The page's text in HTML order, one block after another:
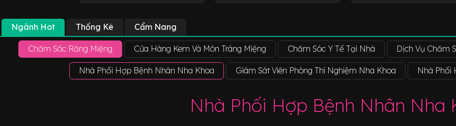
Ngành Hot Thống Kê Cẩm Nang
Chăm Sóc Răng Miệng Cửa Hàng Kem Và Món Tráng Miệng Chăm Sóc Y Tế Tại Nhà Dịch Vụ Chăm
Nhà Phối Hợp Bệnh Nhân Nha Khoa Giám Sát Viên Phòng Thí Nghiệm Nha Khoa Nhà Phối
Nhà Phối Hợp Bệnh Nhân Nha